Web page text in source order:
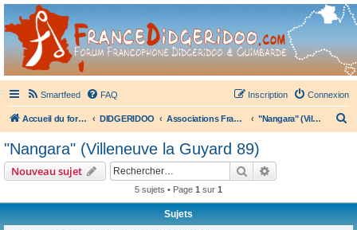
France Didgeridoo
Didgeridoo et Guimbarde sur France Didgeridoo - retrouvez la communauté.
Smartfeed FAQ Connexion
Inscription
Accueil du forum DIDGERIDOO Associations Françaises de Didgeridoo "Nangara" (Villeneuve la Guyard 89)
"Nangara" (Villeneuve la Guyard 89)
Nouveau sujet Rechercher
5 sujets • Page 1 sur 1
Sujets